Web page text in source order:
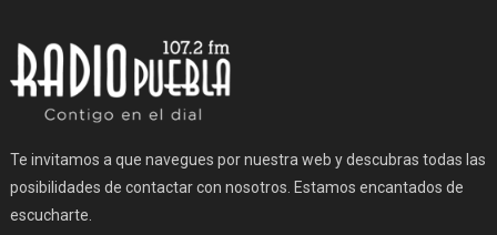
Te invitamos a que navegues por nuestra web y descubras todas las
posibilidades de contactar con nosotros. Estamos encantados de
escucharte.